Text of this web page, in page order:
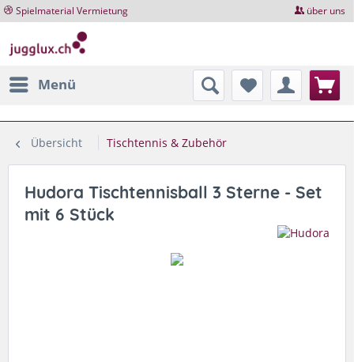
Spielmaterial Vermietung über uns
Menü
Übersicht Tischtennis & Zubehör
Hudora Tischtennisball 3 Sterne - Set
mit 6 Stück